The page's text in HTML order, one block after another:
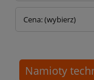
Cena: (wybierz)
Namioty